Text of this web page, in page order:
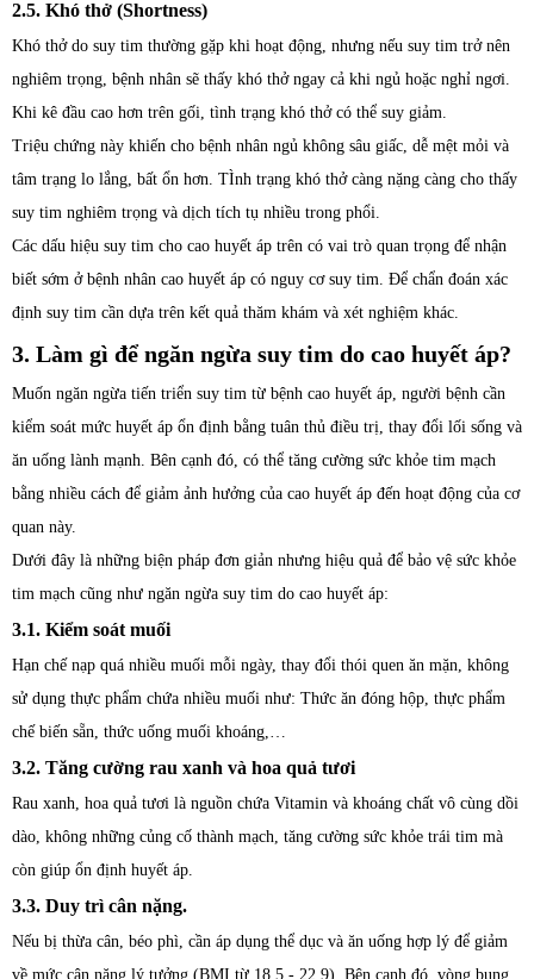
2.5. Khó thở (Shortness)
Khó thở do suy tim thường gặp khi hoạt động, nhưng nếu suy tim trở nên
nghiêm trọng, bệnh nhân sẽ thấy khó thở ngay cả khi ngủ hoặc nghỉ ngơi.
Khi kê đầu cao hơn trên gối, tình trạng khó thở có thể suy giảm.
Triệu chứng này khiến cho bệnh nhân ngủ không sâu giấc, dễ mệt mỏi và
tâm trạng lo lắng, bất ổn hơn. TÌnh trạng khó thở càng nặng càng cho thấy
suy tim nghiêm trọng và dịch tích tụ nhiều trong phổi.
Các dấu hiệu suy tim cho cao huyết áp trên có vai trò quan trọng để nhận
biết sớm ở bệnh nhân cao huyết áp có nguy cơ suy tim. Để chẩn đoán xác
định suy tim cần dựa trên kết quả thăm khám và xét nghiệm khác.
3. Làm gì để ngăn ngừa suy tim do cao huyết áp?
Muốn ngăn ngừa tiến triển suy tim từ bệnh cao huyết áp, người bệnh cần
kiểm soát mức huyết áp ổn định bằng tuân thủ điều trị, thay đổi lối sống và
ăn uống lành mạnh. Bên cạnh đó, có thể tăng cường sức khỏe tim mạch
bằng nhiều cách để giảm ảnh hưởng của cao huyết áp đến hoạt động của cơ
quan này.
Dưới đây là những biện pháp đơn giản nhưng hiệu quả để bảo vệ sức khỏe
tim mạch cũng như ngăn ngừa suy tim do cao huyết áp:
3.1. Kiểm soát muối
Hạn chế nạp quá nhiều muối mỗi ngày, thay đổi thói quen ăn mặn, không
sử dụng thực phẩm chứa nhiều muối như: Thức ăn đóng hộp, thực phẩm
chế biến sẵn, thức uống muối khoáng,…
3.2. Tăng cường rau xanh và hoa quả tươi
Rau xanh, hoa quả tươi là nguồn chứa Vitamin và khoáng chất vô cùng dồi
dào, không những củng cố thành mạch, tăng cường sức khỏe trái tim mà
còn giúp ổn định huyết áp.
3.3. Duy trì cân nặng.
Nếu bị thừa cân, béo phì, cần áp dụng thể dục và ăn uống hợp lý để giảm
về mức cân nặng lý tưởng (BMI từ 18,5 - 22,9). Bên cạnh đó, vòng bụng